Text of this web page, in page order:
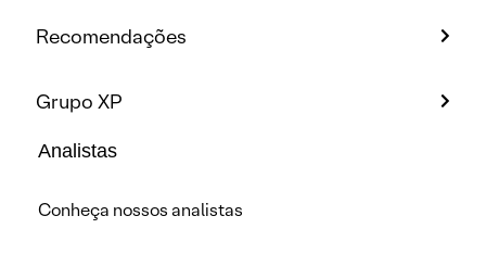
Recomendações
Grupo XP
Analistas
Conheça nossos analistas